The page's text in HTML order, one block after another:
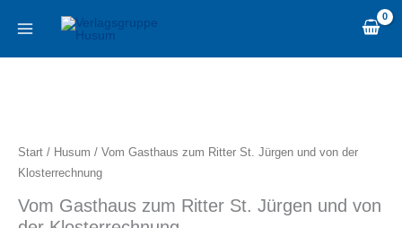
Inhalt
Start / Husum / Vom Gasthaus zum Ritter St. Jürgen und von der
Klosterrechnung
Vom Gasthaus zum Ritter St. Jürgen und von
Ritter
St.
und